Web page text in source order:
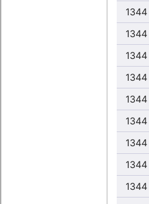
1344
1344
1344
1344
1344
1344
1344
1344
1344